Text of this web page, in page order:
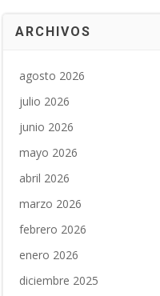
ARCHIVOS
agosto 2026
julio 2026
junio 2026
mayo 2026
abril 2026
marzo 2026
febrero 2026
enero 2026
diciembre 2025